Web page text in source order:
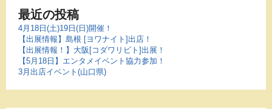
最近の投稿
4月18日(土)19日(日)開催！
【出展情報】島根 [ヨワナイト]出店！
【出展情報！】大阪[コダワリビト]出展！
【5月18日】エンタメイベント協力参加！
3月出店イベント(山口県)